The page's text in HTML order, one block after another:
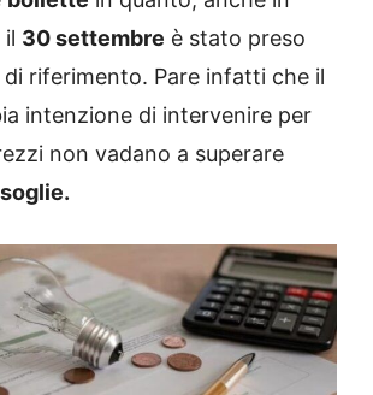
il 30 settembre è stato preso
riferimento. Pare infatti che il
intenzione di intervenire per
non vadano a superare
soglie.